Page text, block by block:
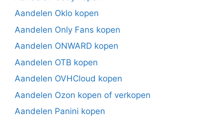
Aandelen Oklo kopen
Aandelen Only Fans kopen
Aandelen ONWARD kopen
Aandelen OTB kopen
Aandelen OVHCloud kopen
Aandelen Ozon kopen of verkopen
Aandelen Panini kopen